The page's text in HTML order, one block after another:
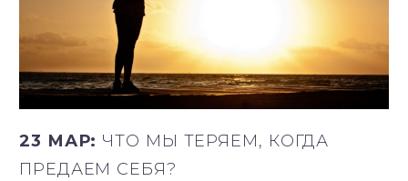
23 МАР: ЧТО МЫ ТЕРЯЕМ, КОГДА
ПРЕДАЕМ СЕБЯ?